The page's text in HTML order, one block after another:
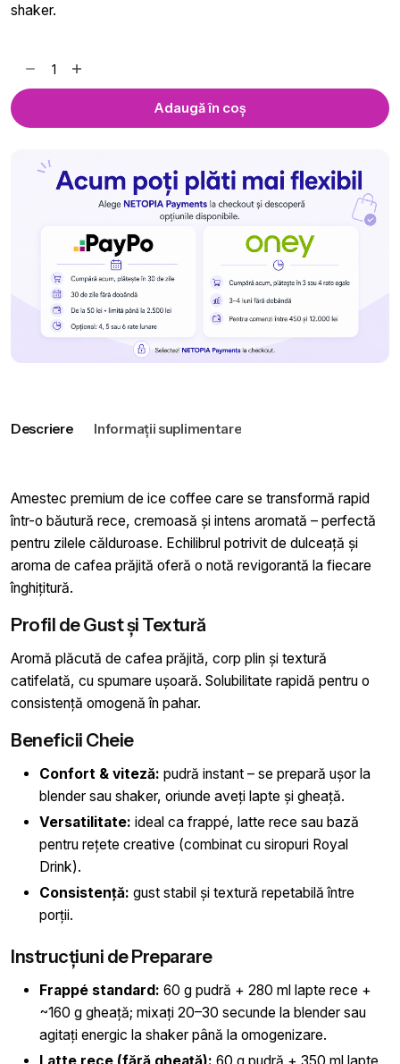
shaker.
Frappe
Royal
Coffee
Adaugă în coș
Descriere Informații suplimentare
Amestec premium de ice coffee care se transformă rapid
într-o băutură rece, cremoasă și intens aromată – perfectă
pentru zilele călduroase. Echilibrul potrivit de dulceață și
aroma de cafea prăjită oferă o notă revigorantă la fiecare
înghițitură.
Profil de Gust și Textură
Aromă plăcută de cafea prăjită, corp plin și textură
catifelată, cu spumare ușoară. Solubilitate rapidă pentru o
consistență omogenă în pahar.
Beneficii Cheie
Confort & viteză: pudră instant – se prepară ușor la
blender sau shaker, oriunde aveți lapte și gheață.
Versatilitate: ideal ca frappé, latte rece sau bază
pentru rețete creative (combinat cu siropuri Royal
Drink).
Consistență: gust stabil și textură repetabilă între
porții.
Instrucțiuni de Preparare
Frappé standard: 60 g pudră + 280 ml lapte rece +
~160 g gheață; mixați 20–30 secunde la blender sau
agitați energic la shaker până la omogenizare.